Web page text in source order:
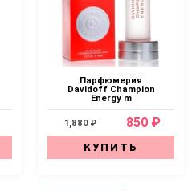
Парфюмерия
Davidoff Champion
Energy m
1,880 ₽ 850 ₽
КУПИТЬ